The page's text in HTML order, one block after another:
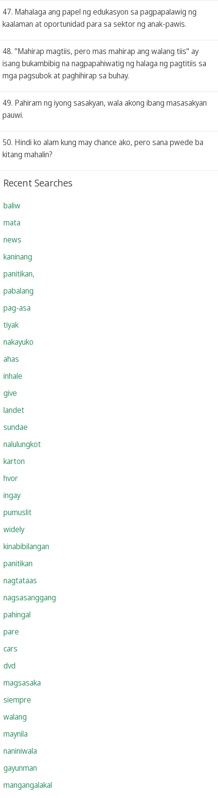
47. Mahalaga ang papel ng edukasyon sa pagpapalawig ng
kaalaman at oportunidad para sa sektor ng anak-pawis.
48. "Mahirap magtiis, pero mas mahirap ang walang tiis" ay
isang bukambibig na nagpapahiwatig ng halaga ng pagtitiis sa
mga pagsubok at paghihirap sa buhay.
49. Pahiram ng iyong sasakyan, wala akong ibang masasakyan
pauwi.
50. Hindi ko alam kung may chance ako, pero sana pwede ba
kitang mahalin?
Recent Searches
baliw
mata
news
kaninang
panitikan,
pabalang
pag-asa
tiyak
nakayuko
ahas
inhale
give
landet
sundae
nalulungkot
karton
hvor
ingay
pumuslit
widely
kinabibilangan
panitikan
nagtataas
nagsasanggang
pahingal
pare
cars
dvd
magsasaka
siempre
walang
maynila
naniniwala
gayunman
mangangalakal